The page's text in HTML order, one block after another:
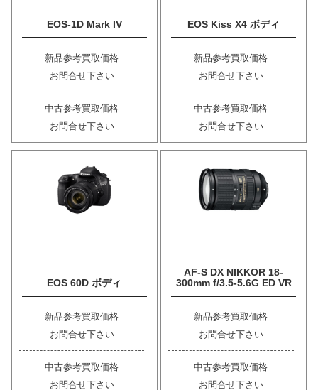
EOS-1D Mark IV
新品参考買取価格
お問合せ下さい
中古参考買取価格
お問合せ下さい
EOS Kiss X4 ボディ
新品参考買取価格
お問合せ下さい
中古参考買取価格
お問合せ下さい
EOS 60D ボディ
新品参考買取価格
お問合せ下さい
中古参考買取価格
お問合せ下さい
AF-S DX NIKKOR 18-
300mm f/3.5-5.6G ED VR
新品参考買取価格
お問合せ下さい
中古参考買取価格
お問合せ下さい